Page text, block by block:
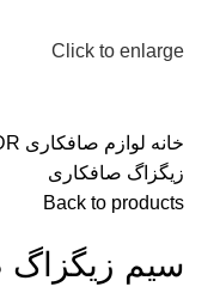
Click to enlarge
خانه لوازم صافکاری PDR
زیگزاگ صافکاری
Back to products
سیم زیگزاگ